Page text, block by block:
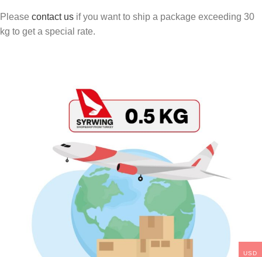
Please contact us if you want to ship a package exceeding 30
kg to get a special rate.
USD